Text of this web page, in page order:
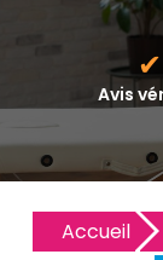
✔
Avis
Accueil